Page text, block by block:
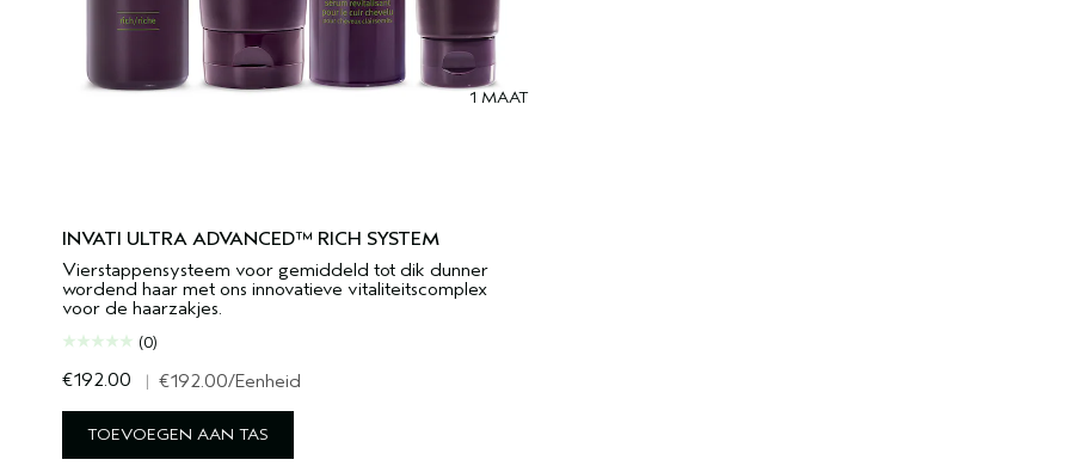
1 MAAT
INVATI ULTRA ADVANCED™ RICH SYSTEM
Vierstappensysteem voor gemiddeld tot dik dunner
wordend haar met ons innovatieve vitaliteitscomplex
voor de haarzakjes.
(0)
€192.00 | €192.00/Eenheid
TOEVOEGEN AAN TAS